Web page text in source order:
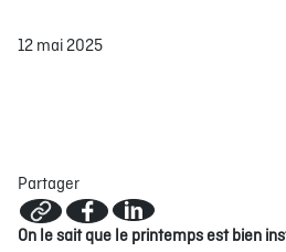
À PROPOS EMPLOIS
TRAITEUR ÉVÉNEMENTIEL NOUS
12 mai 2025
Partager
On le sait que le printemps est bien